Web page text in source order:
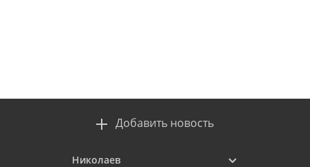
Добавить новость
Николаев